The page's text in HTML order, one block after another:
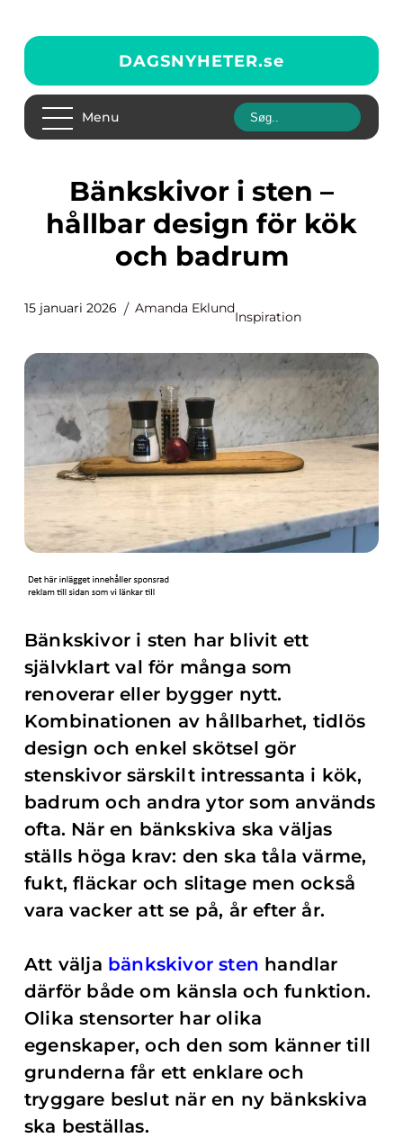
DAGSNYHETER.se
Menu
Bänkskivor i sten –
hållbar design för kök
och badrum
15 januari 2026 Amanda Eklund
Inspiration
Bänkskivor i sten har blivit ett
självklart val för många som
renoverar eller bygger nytt.
Kombinationen av hållbarhet, tidlös
design och enkel skötsel gör
stenskivor särskilt intressanta i kök,
badrum och andra ytor som används
ofta. När en bänkskiva ska väljas
ställs höga krav: den ska tåla värme,
fukt, fläckar och slitage men också
vara vacker att se på, år efter år.
Att välja bänkskivor sten handlar
därför både om känsla och funktion.
Olika stensorter har olika
egenskaper, och den som känner till
grunderna får ett enklare och
tryggare beslut när en ny bänkskiva
ska beställas.